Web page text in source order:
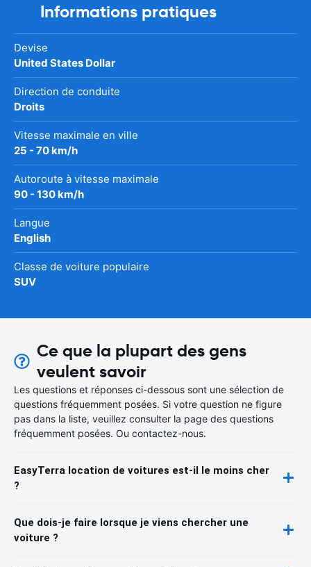
Informations pratiques
Devise
United States Dollar
Direction de conduite
Droits
Vitesse maximale en ville
25 - 70 km/h
Autoroute à vitesse maximale
90 - 130 km/h
Langue
English
Classe de voiture populaire
SUV
Ce que la plupart des gens
veulent savoir
Les questions et réponses ci-dessous sont une sélection de
questions fréquemment posées. Si votre question ne figure
pas dans la liste, veuillez consulter la page des questions
fréquemment posées. Ou contactez-nous.
EasyTerra location de voitures est-il le moins cher
?
Que dois-je faire lorsque je viens chercher une
voiture ?